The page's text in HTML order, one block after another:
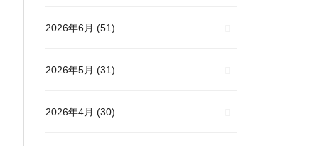
2026年6月 (51)
2026年5月 (31)
2026年4月 (30)